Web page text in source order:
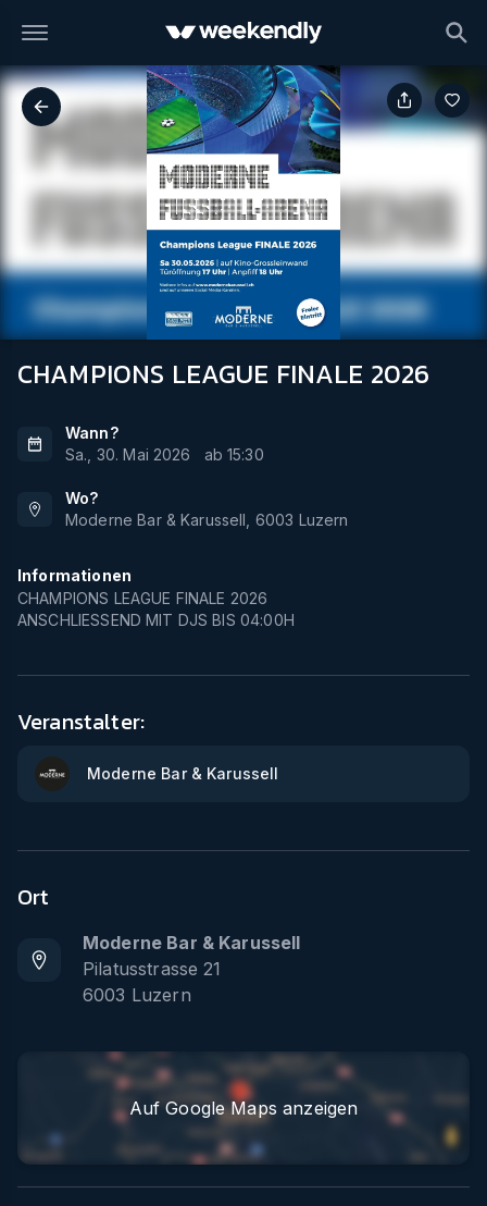
CHAMPIONS LEAGUE FINALE 2026
Wann?
Sa., 30. Mai 2026
ab 15:30
Wo?
Moderne Bar & Karussell 6003 Luzern
Informationen
CHAMPIONS LEAGUE FINALE 2026
ANSCHLIESSEND MIT DJS BIS 04:00H
Veranstalter:
Moderne Bar & Karussell
Ort
Moderne Bar & Karussell
Pilatusstrasse 21
6003 Luzern
Auf Google Maps anzeigen